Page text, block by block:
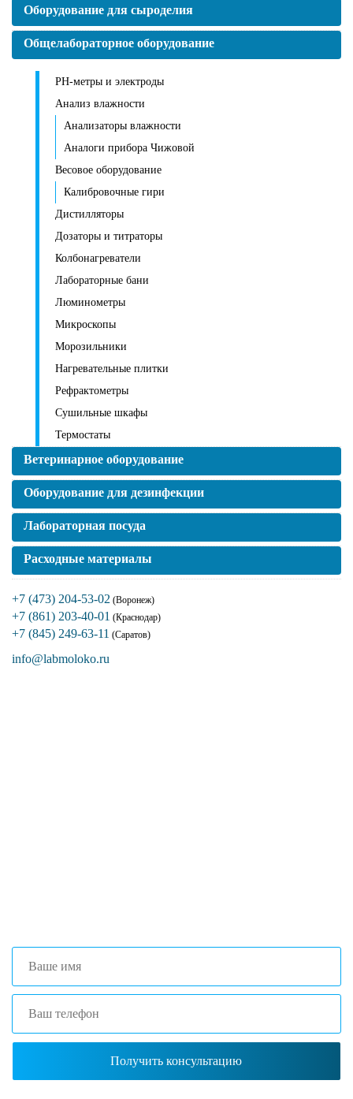
Оборудование для сыроделия
Общелабораторное оборудование
PH-метры и электроды
Анализ влажности
Анализаторы влажности
Аналоги прибора Чижовой
Весовое оборудование
Калибровочные гири
Дистилляторы
Дозаторы и титраторы
Колбонагреватели
Лабораторные бани
Люминометры
Микроскопы
Морозильники
Нагревательные плитки
Рефрактометры
Сушильные шкафы
Термостаты
Ветеринарное оборудование
Оборудование для дезинфекции
Лабораторная посуда
Расходные материалы
+7 (473) 204-53-02 (Воронеж)
+7 (861) 203-40-01 (Краснодар)
+7 (845) 249-63-11 (Саратов)
info@labmoloko.ru